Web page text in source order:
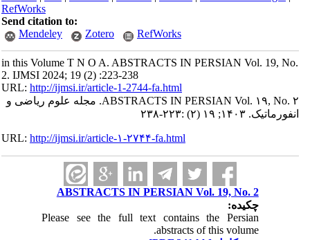
RefWorks
Send citation to:
Mendeley
Zotero RefWorks
in this Volume T N O A. ABSTRACTS IN PERSIAN Vol. 19, No.
2. IJMSI 2024; 19 (2) :223-238
URL:http://ijmsi.ir/article-1-2744-fa.html
ABSTRACTS IN PERSIAN Vol. ۱۹, No. ۲. مجله علوم ریاضی و
انفورماتیک. ۱۴۰۳; ۱۹ (۲) :۲۲۳-۲۳۸
URL:http://ijmsi.ir/article-۱-۲۷۴۴-fa.html
ABSTRACTS IN PERSIAN Vol. 19, No. 2
چکیده:
Please see the full text contains the Persian
abstracts of this volume.